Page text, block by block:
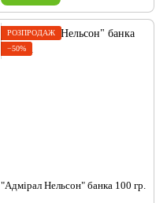
РОЗПРОДАЖ
−50%
"Адмірал Нельсон" банка 100 гр.